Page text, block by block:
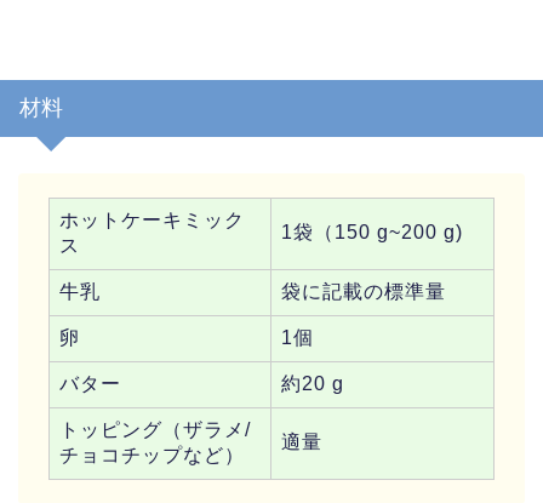
材料
ホットケーキミック
ス
1袋（150 g~200 g)
牛乳 袋に記載の標準量
卵 1個
バター 約20 g
トッピング（ザラメ/
チョコチップなど）
適量